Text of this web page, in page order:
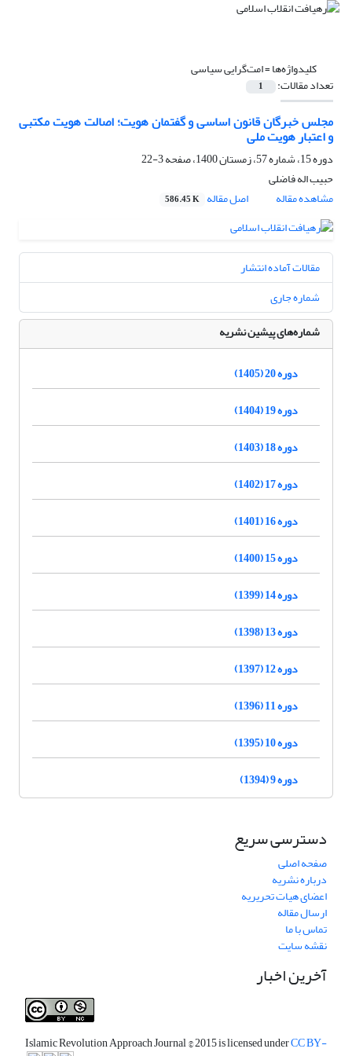
کلیدواژه‌ها =امت‌گرایی سیاسی
تعداد مقالات: 1
مجلس خبرگان قانون اساسی و گفتمان هویت؛ اصالت هویت مکتبی
و اعتبار هویت ملی
دوره 15، شماره 57، زمستان 1400، صفحه
3-22
حبیب اله فاضلی
مشاهده مقاله
اصل مقاله 586.45 K
مقالات آماده انتشار
شماره جاری
شماره‌های پیشین نشریه
دوره 20 (1405)
دوره 19 (1404)
دوره 18 (1403)
دوره 17 (1402)
دوره 16 (1401)
دوره 15 (1400)
دوره 14 (1399)
دوره 13 (1398)
دوره 12 (1397)
دوره 11 (1396)
دوره 10 (1395)
دوره 9 (1394)
دسترسی سریع
صفحه اصلی
درباره نشریه
اعضای هیات تحریریه
ارسال مقاله
تماس با ما
نقشه سایت
آخرین اخبار
Islamic Revolution Approach Journal© 2015 is licensed underCC BY-